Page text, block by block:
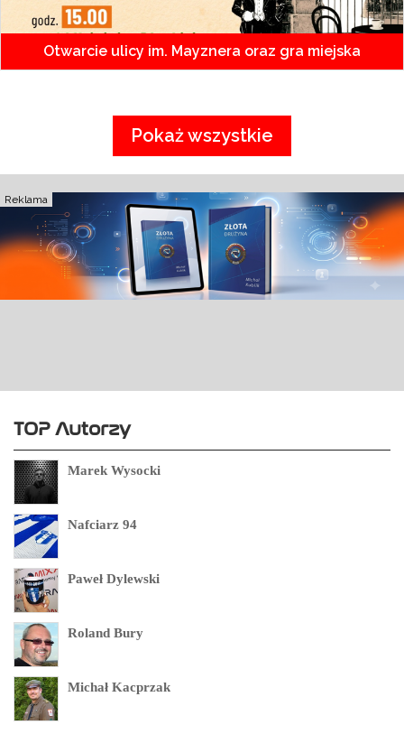
Otwarcie ulicy im. Mayznera oraz gra miejska
Pokaż wszystkie
Reklama
TOP Autorzy
Marek Wysocki
Nafciarz 94
Paweł Dylewski
Roland Bury
Michał Kacprzak